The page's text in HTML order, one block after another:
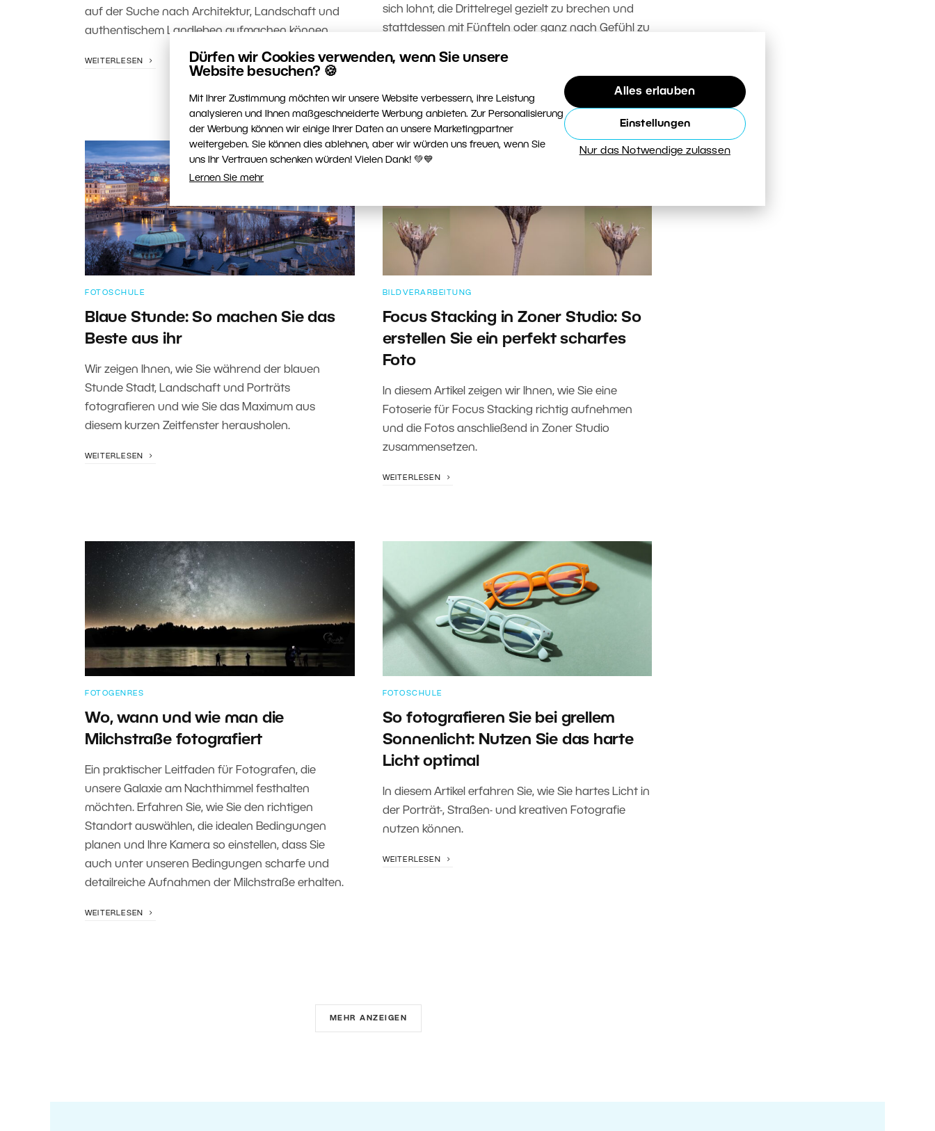
Dürfen wir Cookies verwenden, wenn Sie unsere
Website besuchen? 🍪
Mit Ihrer Zustimmung möchten wir unsere Website verbessern, ihre Leistung
analysieren und Ihnen maßgeschneiderte Werbung anbieten. Zur Personalisierung
der Werbung können wir einige Ihrer Daten an unsere Marketingpartner
weitergeben. Sie können dies ablehnen, aber wir würden uns freuen, wenn Sie
uns Ihr Vertrauen schenken würden! Vielen Dank! 💚💙
Lernen Sie mehr
Alles erlauben
Einstellungen
Nur das Notwendige zulassen
auf der Suche nach Architektur, Landschaft und
authentischem Landleben aufmachen können.
WEITERLESEN
sich lohnt, die Drittelregel gezielt zu brechen und
stattdessen mit Fünfteln oder ganz nach Gefühl zu
FOTOSCHULE
Blaue Stunde: So machen Sie das
Beste aus ihr
Wir zeigen Ihnen, wie Sie während der blauen
Stunde Stadt, Landschaft und Porträts
fotografieren und wie Sie das Maximum aus
diesem kurzen Zeitfenster herausholen.
WEITERLESEN
BILDVERARBEITUNG
Focus Stacking in Zoner Studio: So
erstellen Sie ein perfekt scharfes
Foto
In diesem Artikel zeigen wir Ihnen, wie Sie eine
Fotoserie für Focus Stacking richtig aufnehmen
und die Fotos anschließend in Zoner Studio
zusammensetzen.
WEITERLESEN
FOTOGENRES
Wo, wann und wie man die
Milchstraße fotografiert
Ein praktischer Leitfaden für Fotografen, die
unsere Galaxie am Nachthimmel festhalten
möchten. Erfahren Sie, wie Sie den richtigen
Standort auswählen, die idealen Bedingungen
planen und Ihre Kamera so einstellen, dass Sie
auch unter unseren Bedingungen scharfe und
detailreiche Aufnahmen der Milchstraße erhalten.
WEITERLESEN
FOTOSCHULE
So fotografieren Sie bei grellem
Sonnenlicht: Nutzen Sie das harte
Licht optimal
In diesem Artikel erfahren Sie, wie Sie hartes Licht in
der Porträt-, Straßen- und kreativen Fotografie
nutzen können.
WEITERLESEN
MEHR ANZEIGEN